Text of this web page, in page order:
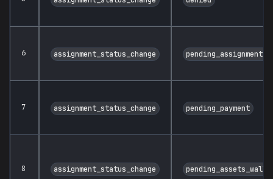
6 assignment_status_change
7 assignment_status_change pending_payment
8 assignment_status_change